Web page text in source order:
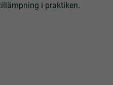
i praktiken.